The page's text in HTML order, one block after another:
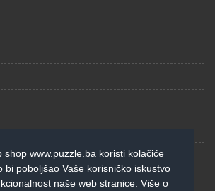
shop www.puzzle.ba koristi kolačiće
bi poboljšao Vaše korisničko iskustvo
naše web stranice. Više o